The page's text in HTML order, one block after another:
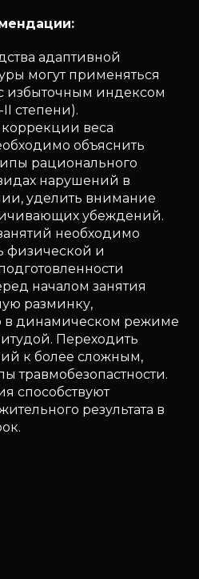
адаптивной
могут применяться
избыточным индексом
степени).
веса
объяснить
рационального
нарушений в
уделить внимание
убеждений.
необходимо
физической и
началом занятия
разминку,
в динамическом режиме
Переходить
к более сложным,
травмобезопастности.
способствуют
результата в